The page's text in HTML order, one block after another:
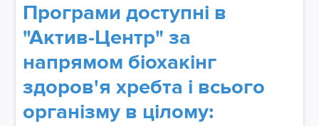
Програми доступні в
"Актив-Центр" за
напрямом біохакінг
здоров'я хребта і всього
організму в цілому:​​​​​​​